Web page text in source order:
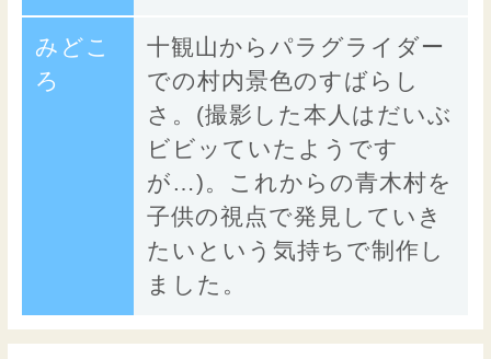
みどこ
ろ
十観山からパラグライダー
での村内景色のすばらし
さ。(撮影した本人はだいぶ
ビビッていたようです
が…)。これからの青木村を
子供の視点で発見していき
たいという気持ちで制作し
ました。